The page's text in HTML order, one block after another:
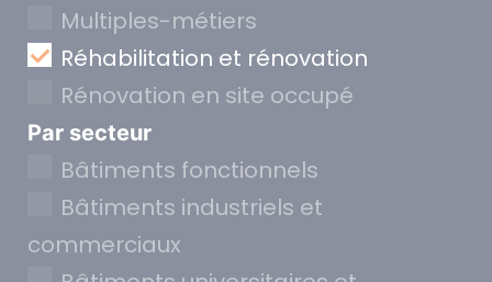
Multiples-métiers
Réhabilitation et rénovation
Rénovation en site occupé
Par secteur
Bâtiments fonctionnels
Bâtiments industriels et
commerciaux